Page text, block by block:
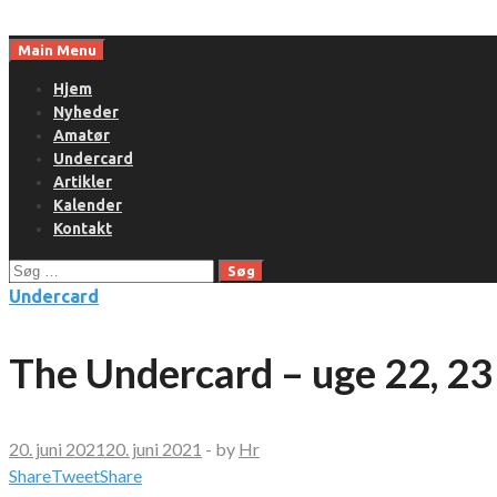
toMain Menu
Hjem
Nyheder
Amatør
Undercard
Artikler
Kalender
Kontakt
Søg
efter:
Undercard
The Undercard – uge 22,
20. juni 2021 20. juni 2021 - by Hr
ShareTweetShare